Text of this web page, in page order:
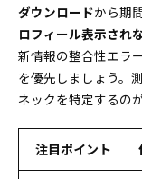
Googleビ
NG例まと
最新情報
Googleビジネ
問で迷いゼロ
インサイ
る追加
ダウンロードから期
ロフィール表示され
新情報の整合性エラ
を優先しましょう。
ネックを特定するの
注目ポイント